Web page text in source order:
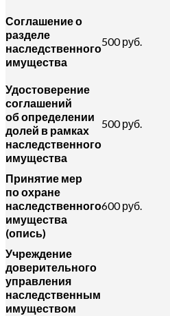
Соглашение о
разделе
наследственного
имущества
500 руб.
Удостоверение
соглашений
об определении
долей в рамках
наследственного
имущества
500 руб.
Принятие мер
по охране
наследственного
имущества
(опись)
600 руб.
Учреждение
доверительного
управления
наследственным
имуществом